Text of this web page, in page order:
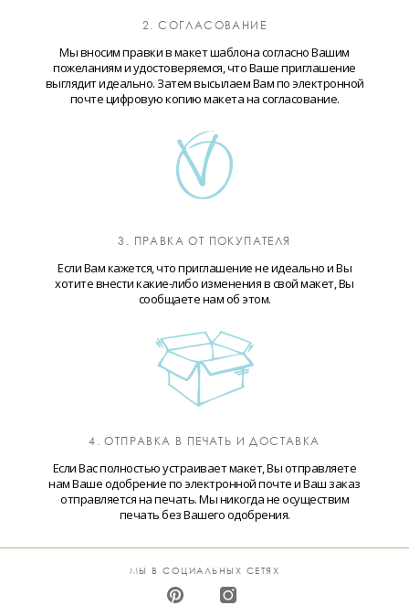
2. СОГЛАСОВАНИЕ
Мы вносим правки в макет шаблона согласно Вашим
пожеланиям и удостоверяемся, что Ваше приглашение
выглядит идеально. Затем высылаем Вам по электронной
почте цифровую копию макета на согласование.
3. ПРАВКА ОТ ПОКУПАТЕЛЯ
Если Вам кажется, что приглашение не идеально и Вы
хотите внести какие-либо изменения в свой макет, Вы
сообщаете нам об этом.
4. ОТПРАВКА В ПЕЧАТЬ И ДОСТАВКА
Если Вас полностью устраивает макет, Вы отправляете
нам Ваше одобрение по электронной почте и Ваш заказ
отправляется на печать. Мы никогда не осуществим
печать без Вашего одобрения.
МЫ В СОЦИАЛЬНЫХ СЕТЯХ